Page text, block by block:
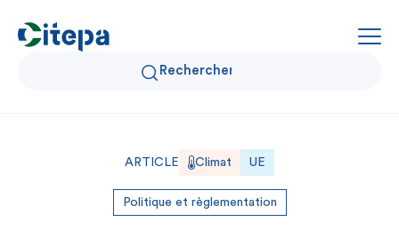
Qui sommes-nous ?
Données Air et Climat
ARTICLE Climat UE
Politique et règlementation